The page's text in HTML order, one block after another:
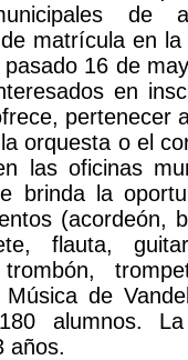
de
matrícula en
16 de
​​en
pertenecer
orquesta o el
las oficinas
brinda la
(acordeón,
flauta,
trombón,
de
alumnos.
años.